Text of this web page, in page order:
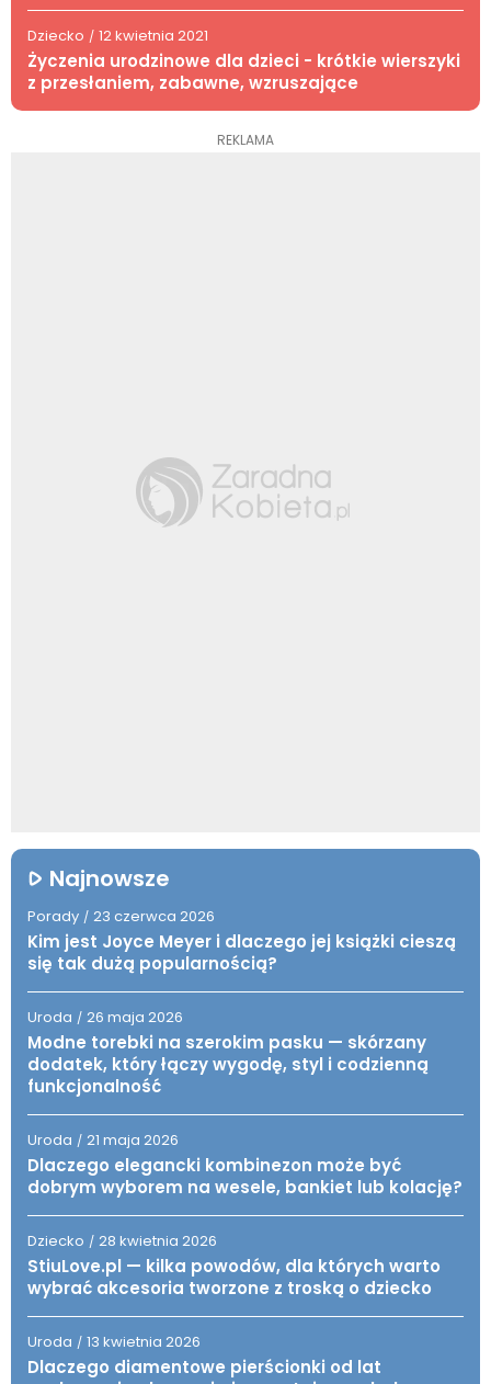
Dziecko / 12 kwietnia 2021
Życzenia urodzinowe dla dzieci - krótkie wierszyki
z przesłaniem, zabawne, wzruszające
REKLAMA
Najnowsze
Porady / 23 czerwca 2026
Kim jest Joyce Meyer i dlaczego jej książki cieszą
się tak dużą popularnością?
Uroda / 26 maja 2026
Modne torebki na szerokim pasku — skórzany
dodatek, który łączy wygodę, styl i codzienną
funkcjonalność
Uroda / 21 maja 2026
Dlaczego elegancki kombinezon może być
dobrym wyborem na wesele, bankiet lub kolację?
Dziecko / 28 kwietnia 2026
StiuLove.pl — kilka powodów, dla których warto
wybrać akcesoria tworzone z troską o dziecko
Uroda / 13 kwietnia 2026
Dlaczego diamentowe pierścionki od lat